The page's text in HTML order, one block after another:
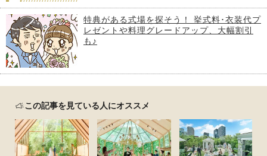
特典がある式場を探そう！ 挙式料･衣装代プ
レゼントや料理グレードアップ、大幅割引
も♪
この記事を見ている人にオススメ